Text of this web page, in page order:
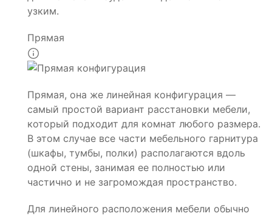
узким.
Прямая
Прямая, она же линейная конфигурация —
самый простой вариант расстановки мебели,
который подходит для комнат любого размера.
В этом случае все части мебельного гарнитура
(шкафы, тумбы, полки) располагаются вдоль
одной стены, занимая ее полностью или
частично и не загромождая пространство.
Для линейного расположения мебели обычно